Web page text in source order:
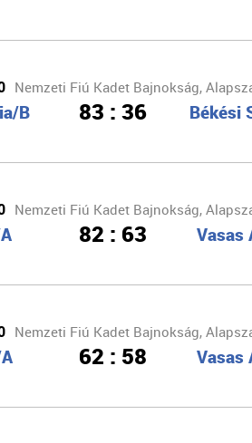
Nemzeti Fiú Kadet Bajnokság,
B 83 : 36 Békési
Nemzeti Fiú Kadet Bajnokság,
82 : 63 Vasas
Nemzeti Fiú Kadet Bajnokság,
62 : 58 Vasas